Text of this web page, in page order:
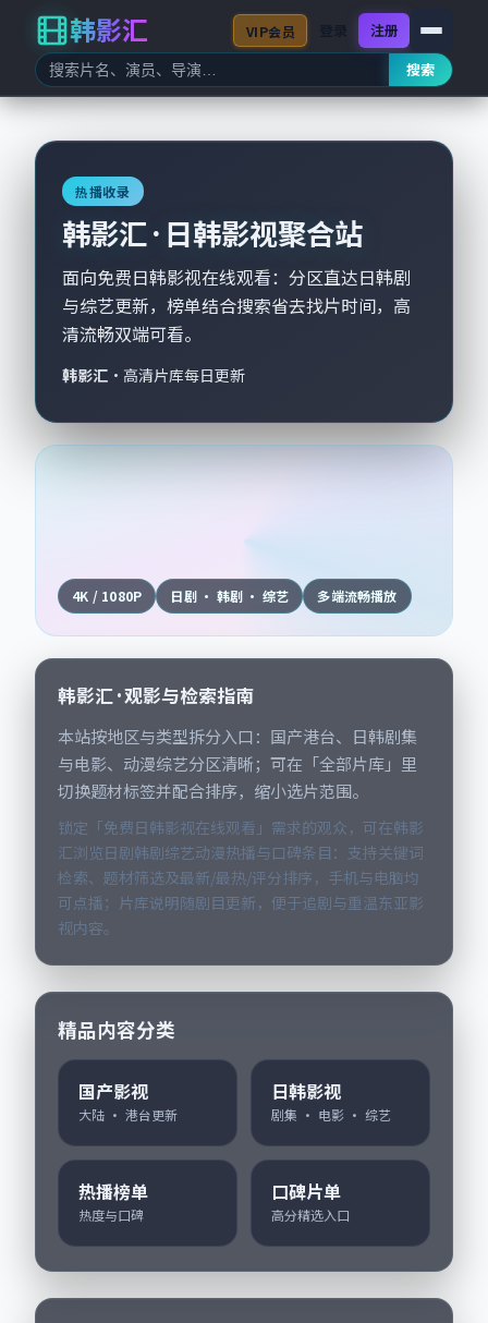
韩影汇
搜索
VIP会员 注册
热播收录
韩影汇 · 日韩影视聚合站
面向免费日韩影视在线观看：分区直达日韩剧
与综艺更新，榜单结合搜索省去找片时间，高
清流畅双端可看。
韩影汇 · 高清片库每日更新
4K / 1080P 日剧 · 韩剧 · 综艺 多端流畅播放
韩影汇 · 观影与检索指南
本站按地区与类型拆分入口：国产港台、日韩剧集
与电影、动漫综艺分区清晰；可在「全部片库」里
切换题材标签并配合排序，缩小选片范围。
锁定「免费日韩影视在线观看」需求的观众，可在韩影
汇浏览日剧韩剧综艺动漫热播与口碑条目：支持关键词
检索、题材筛选及最新/最热/评分排序，手机与电脑均
可点播；片库说明随剧目更新，便于追剧与重温东亚影
视内容。
精品内容分类
国产影视
大陆 · 港台更新
日韩影视
剧集 · 电影 · 综艺
热播榜单
热度与口碑
口碑片单
高分精选入口